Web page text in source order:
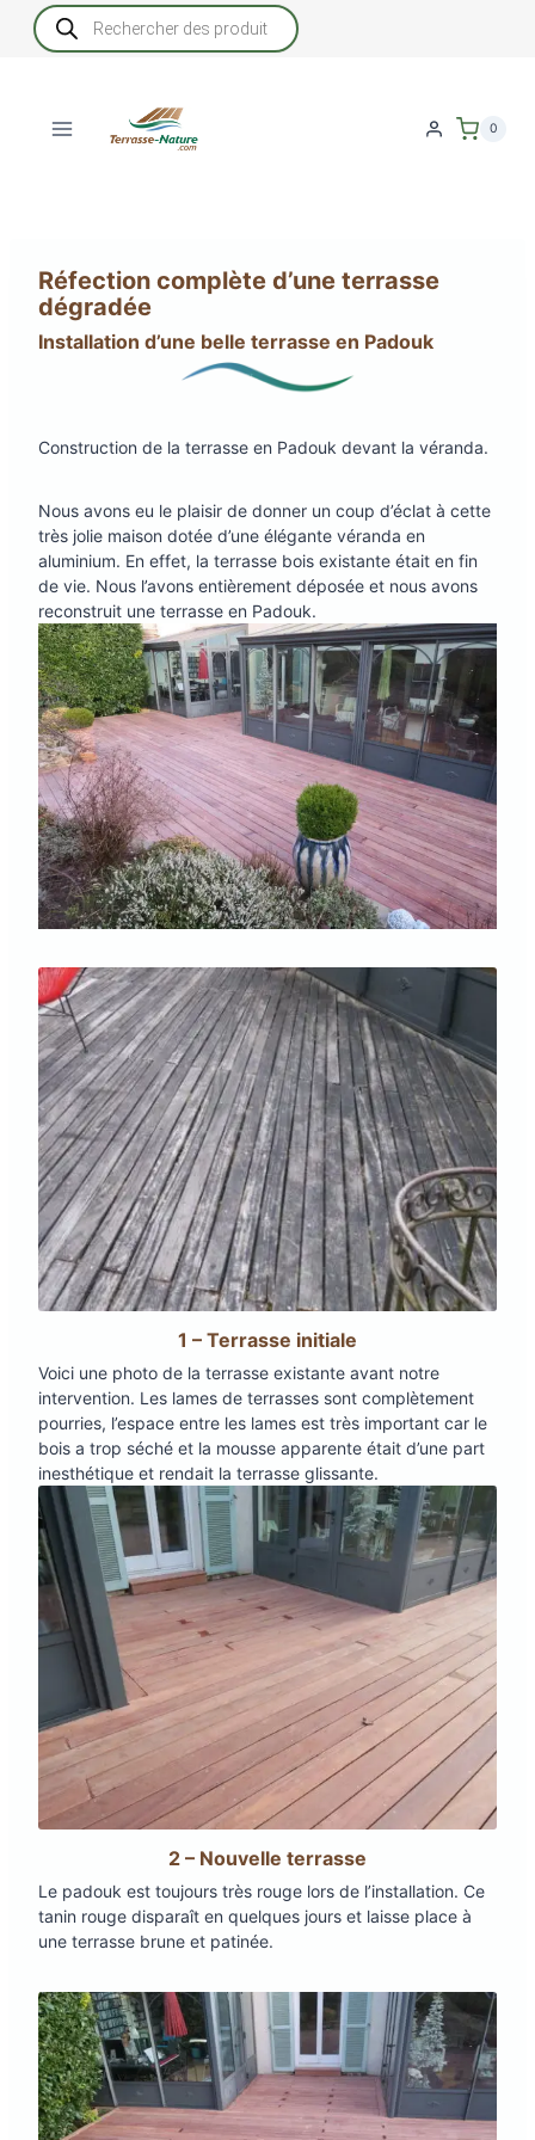
Recherche
de
produits
0
Réfection complète d’une terrasse
dégradée
Installation d’une belle terrasse en Padouk
Construction de la terrasse en Padouk devant la véranda.
Nous avons eu le plaisir de donner un coup d’éclat à cette
très jolie maison dotée d’une élégante véranda en
aluminium. En effet, la terrasse bois existante était en fin
de vie. Nous l’avons entièrement déposée et nous avons
reconstruit une terrasse en Padouk.
1 – Terrasse initiale
Voici une photo de la terrasse existante avant notre
intervention. Les lames de terrasses sont complètement
pourries, l’espace entre les lames est très important car le
bois a trop séché et la mousse apparente était d’une part
inesthétique et rendait la terrasse glissante.
2 – Nouvelle terrasse
Le padouk est toujours très rouge lors de l’installation. Ce
tanin rouge disparaît en quelques jours et laisse place à
une terrasse brune et patinée.